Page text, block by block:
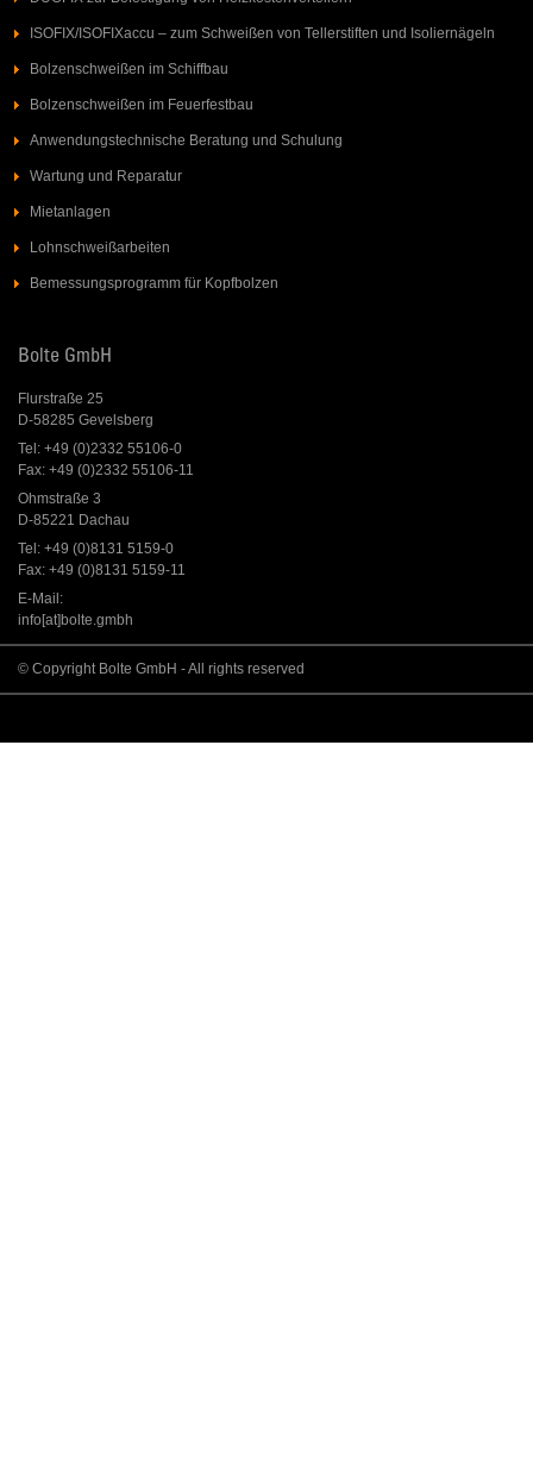
ISOFIX/ISOFIXaccu – zum Schweißen von Tellerstiften und Isoliernägeln
Bolzenschweißen im Schiffbau
Bolzenschweißen im Feuerfestbau
Anwendungstechnische Beratung und Schulung
Wartung und Reparatur
Mietanlagen
Lohnschweißarbeiten
Bemessungsprogramm für Kopfbolzen
Bolte GmbH
Flurstraße 25
D-58285 Gevelsberg
Tel: +49 (0)2332 55106-0
Fax: +49 (0)2332 55106-11
Ohmstraße 3
D-85221 Dachau
Tel: +49 (0)8131 5159-0
Fax: +49 (0)8131 5159-11
E-Mail:
info[at]bolte.gmbh
© Copyright Bolte GmbH - All rights reserved